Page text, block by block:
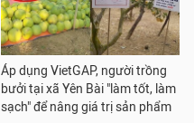
Áp dụng VietGAP, người trồng
bưởi tại xã Yên Bài "làm tốt, làm
sạch" để nâng giá trị sản phẩm